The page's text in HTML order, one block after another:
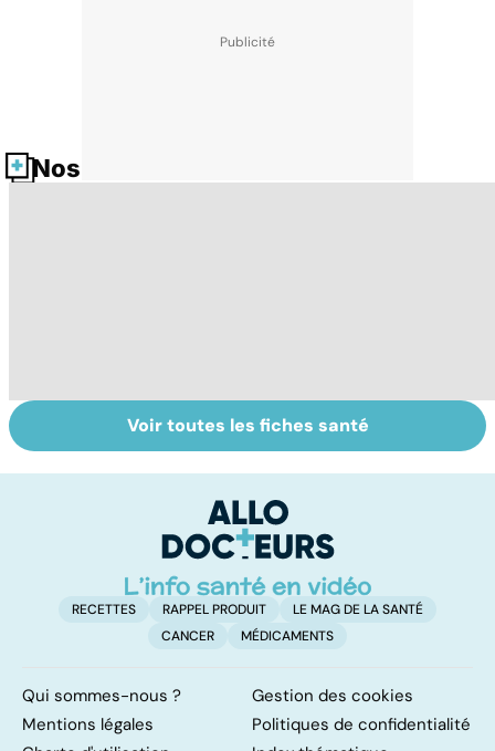
Nos fiches santé
Tout savoir sur
les infections
Inflammation des
amygdales : que
d'angine ?
Voir toutes les fiches santé
RECETTES RAPPEL PRODUIT
LE MAG DE LA SANTÉ
CANCER
MÉDICAMENTS
Qui sommes-nous ?
Gestion des cookies
Mentions légales
Politiques de confidentialité